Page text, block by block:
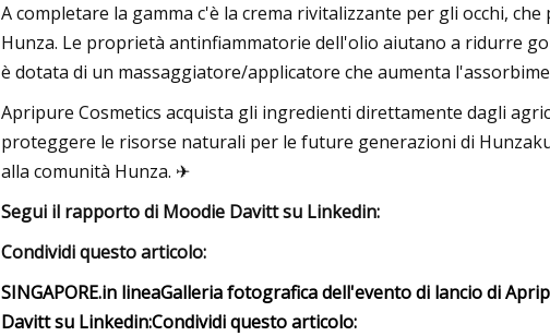
A completare la gamma c'è la crema rivitalizzante per gli occhi,
Hunza. Le proprietà antinfiammatorie dell'olio aiutano a ridurre
è dotata di un massaggiatore/applicatore che aumenta
Apripure Cosmetics acquista gli ingredienti direttamente dagli
proteggere le risorse naturali per le future generazioni di
alla comunità Hunza. ✈
Segui il rapporto di Moodie Davitt su Linkedin:
Condividi questo articolo:
SINGAPORE.in lineaGalleria fotografica dell'evento di lancio di
Davitt su Linkedin:Condividi questo articolo: